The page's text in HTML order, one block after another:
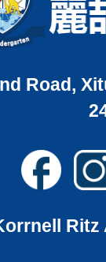
Road,